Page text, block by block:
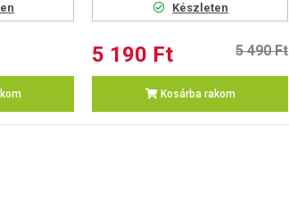
Készleten
5 190 Ft 5 490 Ft
Kosárba rakom